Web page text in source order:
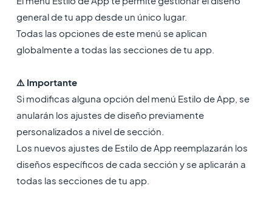
general de tu app desde un único lugar.
Todas las opciones de este menú se aplican
globalmente a todas las secciones de tu app.
⚠️ Importante
Si modificas alguna opción del menú Estilo de App, se
anularán los ajustes de diseño previamente
personalizados a nivel de sección.
Los nuevos ajustes de Estilo de App reemplazarán los
diseños específicos de cada sección y se aplicarán a
todas las secciones de tu app.